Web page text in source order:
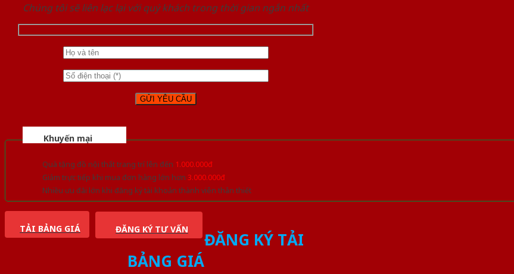
Chúng tôi sẽ liên lạc lại với quý khách trong thời gian ngắn nhất
Khuyến mại
Quà tặng đồ nội thất trang trí lên đến 1.000.000đ
Giảm trực tiếp khi mua đơn hàng lớn hơn 3.000.000đ
Nhiều ưu đãi lớn khi đăng ký tài khoản thành viên thân thiết
TẢI BẢNG GIÁ ĐĂNG KÝ TƯ VẤN
ĐĂNG KÝ TẢI
BẢNG GIÁ